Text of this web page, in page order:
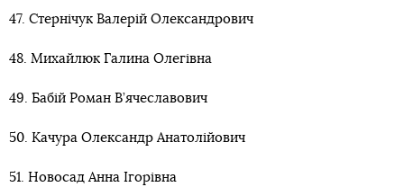
47. Стернічук Валерій Олександрович
48. Михайлюк Галина Олегівна
49. Бабій Роман В’ячеславович
50. Качура Олександр Анатолійович
51. Новосад Анна Ігорівна